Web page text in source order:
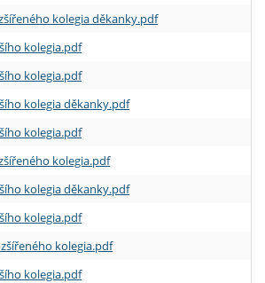
kolegia děkanky.pdf
kolegia.pdf
kolegia.pdf
kolegia děkanky.pdf
kolegia.pdf
kolegia.pdf
kolegia děkanky.pdf
kolegia.pdf
kolegia.pdf
kolegia.pdf